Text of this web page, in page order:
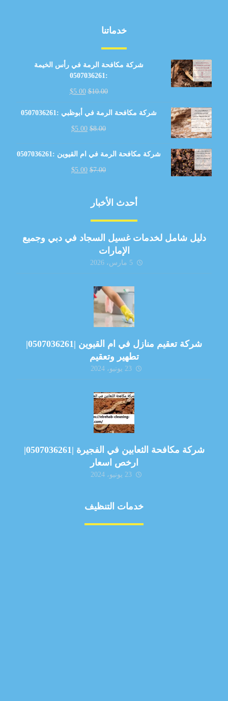
خدماتنا
شركة مكافحة الرمة في رأس الخيمة
:0507036261
$10.00
$5.00
شركة مكافحة الرمة في أبوظبي :0507036261
$8.00
$5.00
شركة مكافحة الرمة في ام القيوين :0507036261
$7.00
$5.00
أحدث الأخبار
دليل شامل لخدمات غسيل السجاد في دبي وجميع
الإمارات
5 مارس، 2026
شركة تعقيم منازل في ام القيوين |0507036261|
تطهير وتعقيم
23 يونيو، 2024
شركة مكافحة الثعابين في الفجيرة |0507036261|
ارخص اسعار
23 يونيو، 2024
خدمات التنظيف